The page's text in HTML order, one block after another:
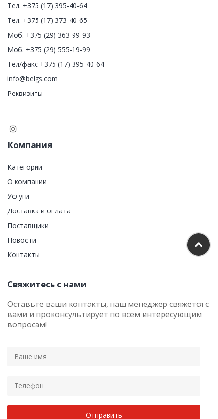
Тел. +375 (17) 395-40-64
Тел. +375 (17) 373-40-65
Моб. +375 (29) 363-99-93
Моб. +375 (29) 555-19-99
Тел/факс +375 (17) 395-40-64
info@belgs.com
Реквизиты
Компания
Категории
О компании
Услуги
Доставка и оплата
Поставщики
Новости
Контакты
Свяжитесь с нами
Оставьте ваши контакты, наш менеджер свяжется с
вами и проконсультирует по всем интересующим
вопросам!